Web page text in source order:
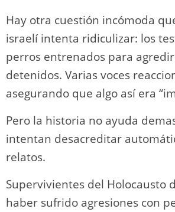
Hay otra cuestión incómoda
israelí intenta ridiculizar: los
perros entrenados para
detenidos. Varias voces
asegurando que algo así era
Pero la historia no ayuda
intentan desacreditar
relatos.
Supervivientes del Holocausto
haber sufrido agresiones con